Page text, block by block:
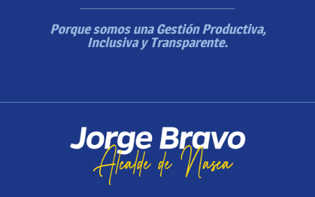
Porque somos una Gestión Productiva,
Inclusiva y Transparente.